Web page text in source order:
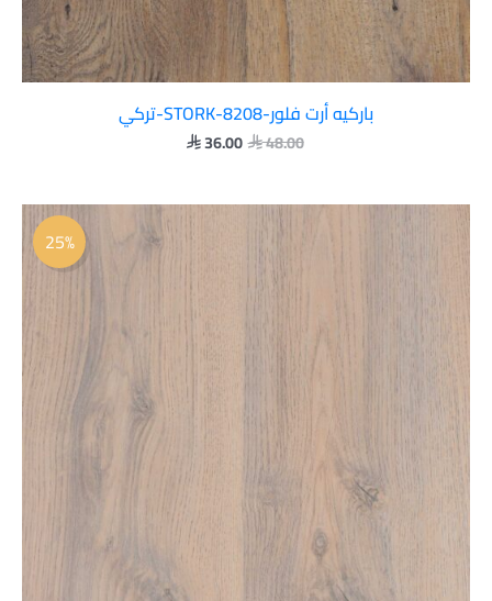
باركيه أرت فلور-STORK-8208-تركي
48.00
36.00
25%
السعر السعر
الحالي
هو:
 36.00.